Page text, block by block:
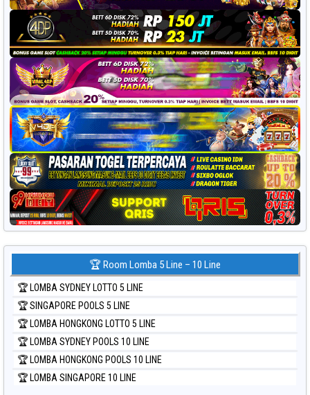
🏆 Room Lomba 5 Line – 10 Line
🏆 LOMBA SYDNEY LOTTO 5 LINE
🏆 SINGAPORE POOLS 5 LINE
🏆 LOMBA HONGKONG LOTTO 5 LINE
🏆 LOMBA SYDNEY POOLS 10 LINE
🏆 LOMBA HONGKONG POOLS 10 LINE
🏆 LOMBA SINGAPORE 10 LINE